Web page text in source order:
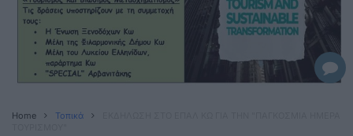
Home Τοπικά